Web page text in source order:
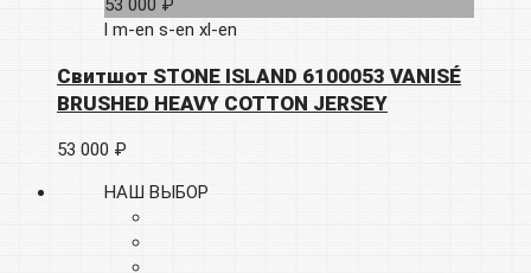
53 000 ₽
m-en s-en xl-en
Свитшот STONE ISLAND 6100053 VANISÉ
BRUSHED HEAVY COTTON JERSEY
53 000 ₽
НАШ ВЫБОР